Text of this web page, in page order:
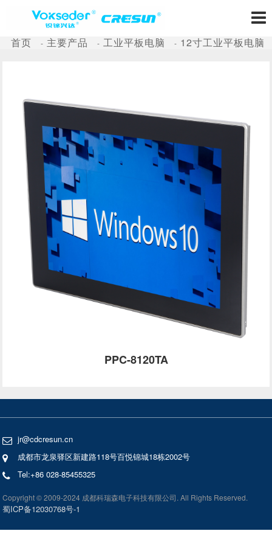
首页 主要产品 工业平板电脑 12寸工业平板电脑
PPC-8120TA
jr@cdcresun.cn
成都市龙泉驿区新建路118号百悦锦城18栋2002号
Tel:+86 028-85455325
Copyright © 2009-2024 成都科瑞森电子科技有限公司. All Rights Reserved.
蜀ICP备12030768号-1